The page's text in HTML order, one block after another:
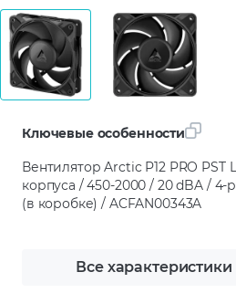
Ключевые особенности
Вентилятор Arctic P12 PRO
корпуса / 450-2000 / 20 dBA /
(в коробке) / ACFAN00343A
Все характеристики